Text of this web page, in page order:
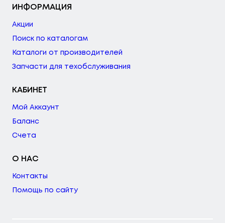
ИНФОРМАЦИЯ
Акции
Поиск по каталогам
Каталоги от производителей
Запчасти для техобслуживания
КАБИНЕТ
Мой Аккаунт
Баланс
Счета
О НАС
Контакты
Помощь по сайту